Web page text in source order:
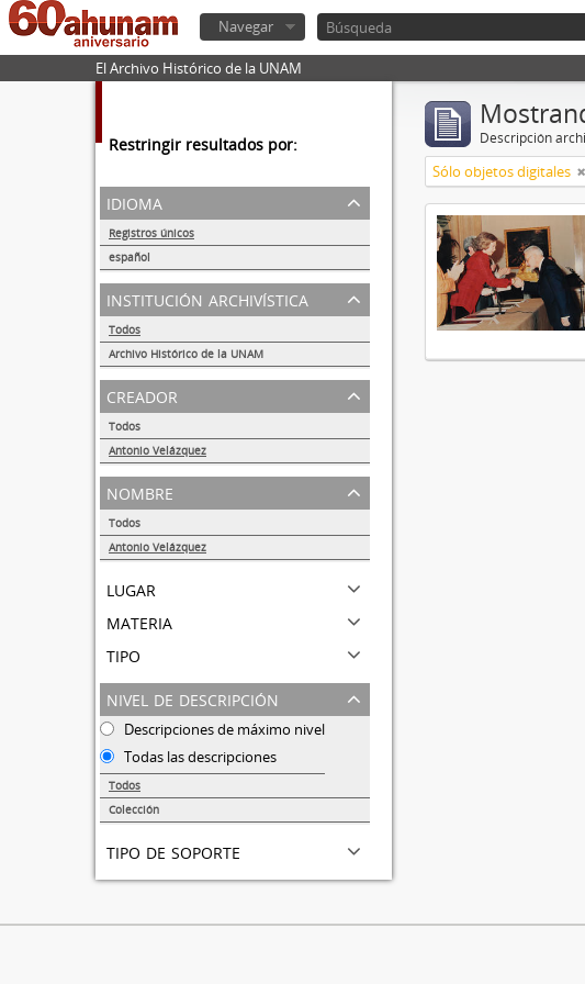
Navegar
El Archivo Histórico de la UNAM
Restringir resultados por:
idioma
Registros únicos
español
1
institución archivística
Todos
Archivo Histórico de la UNAM
1
creador
Todos
Antonio Velázquez
1
nombre
Todos
Antonio Velázquez
lugar
materia
tipo
nivel de descripción
Descripciones de máximo nivel
Todas las descripciones
Todos
Colección
tipo de soporte
Descripción
Sólo objetos digitales